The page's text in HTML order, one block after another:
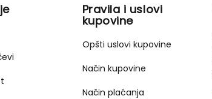
Pravila i uslovi
kupovine
Opšti uslovi kupovine
Način kupovine
Način plaćanja